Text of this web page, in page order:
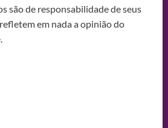
são de responsabilidade de seus
em nada a opinião do